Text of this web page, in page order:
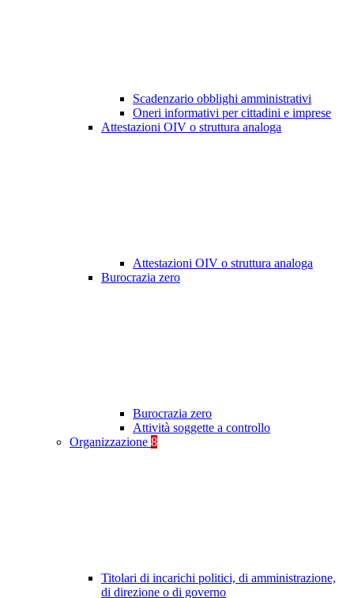
Scadenzario obblighi amministrativi
Oneri informativi per cittadini e imprese
Attestazioni OIV o struttura analoga
Attestazioni OIV o struttura analoga
Burocrazia zero
Burocrazia zero
Attività soggette a controllo
Organizzazione 8
Titolari di incarichi politici, di amministrazione,
di direzione o di governo